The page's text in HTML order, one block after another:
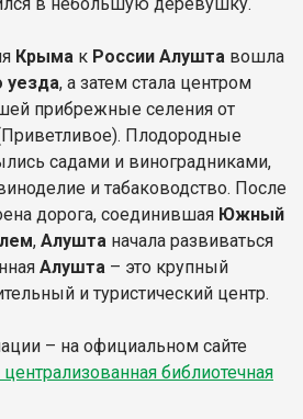
Крыма к России Алушта вошла
уезда, а затем стала центром
прибрежные селения от
Плодородные
садами и виноградниками,
и табаководство. После
дорога, соединившая Южный
, Алушта начала развиваться
Алушта – это крупный
и туристический центр.
– на официальном сайте
библиотечная